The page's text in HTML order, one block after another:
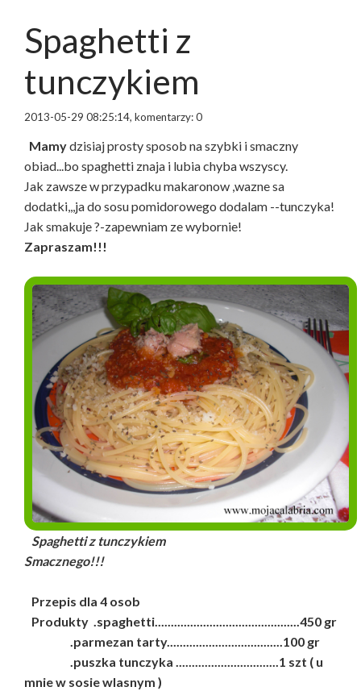
Spaghetti z
tunczykiem
2013-05-29 08:25:14, komentarzy: 0
Mamydzisiaj prosty sposob na szybki i smaczny
obiad...bo spaghetti znaja i lubia chyba wszyscy.
Jak zawsze w przypadku makaronow ,wazne sa
dodatki,,,ja do sosu pomidorowego dodalam --tunczyka!
Jak smakuje ?-zapewniam ze wybornie!
Zapraszam!!!
Spaghetti z tunczykiem
Smacznego!!!
Przepis dla 4 osob
Produkty .spaghetti.............................................450 gr
.parmezan tarty....................................100 gr
.puszka tunczyka ................................1 szt ( u
mnie w sosie wlasnym )